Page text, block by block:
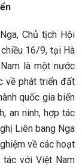
Chủ tịch Hội
16/9, tại Hà
là một nước
về phát triển đất
quốc gia biển
an ninh, hợp tác
Liên bang Nga
về các hoạt
với Việt Nam